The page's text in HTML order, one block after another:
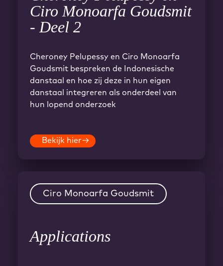
Ciro Monoarfa Goudsmit
- Deel 2
Cheroney Pelupessy en Ciro Monoarfa
Goudsmit bespreken de Indonesische
danstaal en hoe zij deze in hun eigen
danstaal integreren als onderdeel van
hun lopend onderzoek
Bekijk hier→
Ciro Monoarfa Goudsmit
Applications